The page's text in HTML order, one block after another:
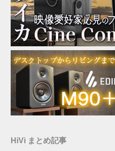
HiVi まとめ記事